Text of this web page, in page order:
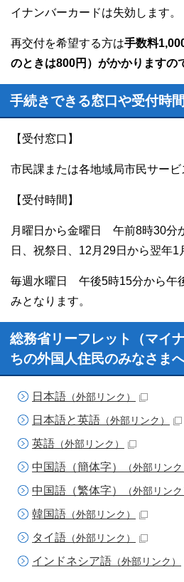
イナンバーカードは失効します。
再交付を希望する方は手数料
のときは800円）がかかりますの
手続きできる窓口や受付時間
【受付窓口】
市民課または各地域局市民サービ
【受付時間】
月曜日から金曜日 午前8時30分
日、祝祭日、12月29日から翌年1
毎週水曜日 午後5時15分から
みとなります。
総務省リーフレット（マイ
ちの外国人住民のみなさまへ
日本語 （外部リンク）
日本語と英語 （外部リンク）
英語 （外部リンク）
中国語（簡体字） （外部リンク
中国語（繁体字） （外部リンク
韓国語 （外部リンク）
タイ語 （外部リンク）
インドネシア語 （外部リンク）